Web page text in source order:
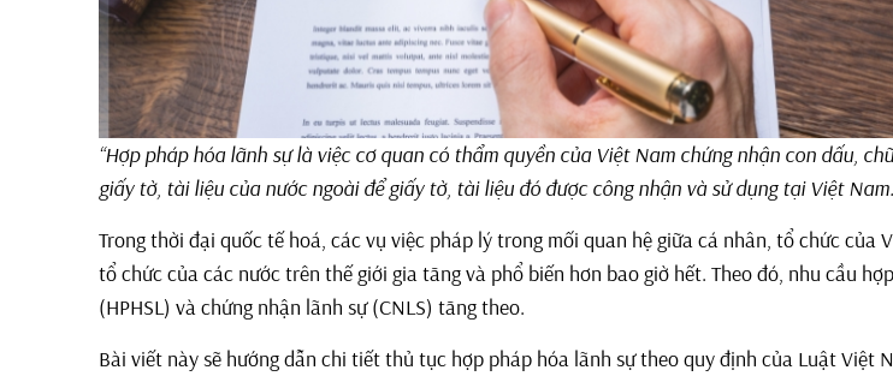
“Hợp pháp hóa lãnh sự là việc cơ quan có thẩm quyền của Việt Nam chứng nhận con dấu,
giấy tờ, tài liệu của nước ngoài để giấy tờ, tài liệu đó được công nhận và sử dụng tại Việt
Trong thời đại quốc tế hoá, các vụ việc pháp lý trong mối quan hệ giữa cá nhân, tổ chức của
tổ chức của các nước trên thế giới gia tăng và phổ biến hơn bao giờ hết. Theo đó, nhu cầu
(HPHSL) và chứng nhận lãnh sự (CNLS) tăng theo.
Bài viết này sẽ hướng dẫn chi tiết thủ tục hợp pháp hóa lãnh sự theo quy định của Luật Việt